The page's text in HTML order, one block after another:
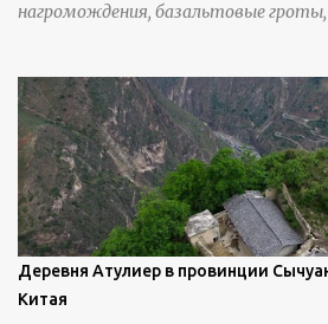
нагромождения, базальтовые
Деревня Атулиер в провинции
Китая